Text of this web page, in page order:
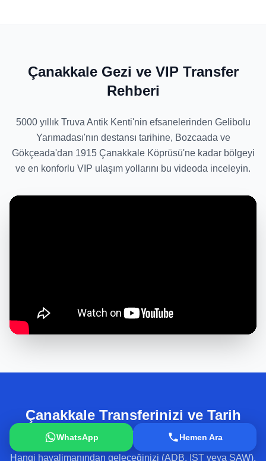
Çanakkale Gezi ve VIP Transfer
Rehberi
5000 yıllık Truva Antik Kenti'nin efsanelerinden Gelibolu
Yarımadası'nın destansı tarihine, Bozcaada ve
Gökçeada'dan 1915 Çanakkale Köprüsü'ne kadar bölgeyi
ve en konforlu VIP ulaşım yollarını bu videoda inceleyin.
Çanakkale Transferinizi ve Tarih
Turunuzu Şimdi Planlayın
Hangi havalimanından geleceğinizi (ADB, IST veya SAW),
WhatsApp Hemen Ara